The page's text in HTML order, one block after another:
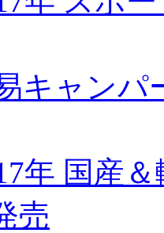
キャンパ
年 国産
売